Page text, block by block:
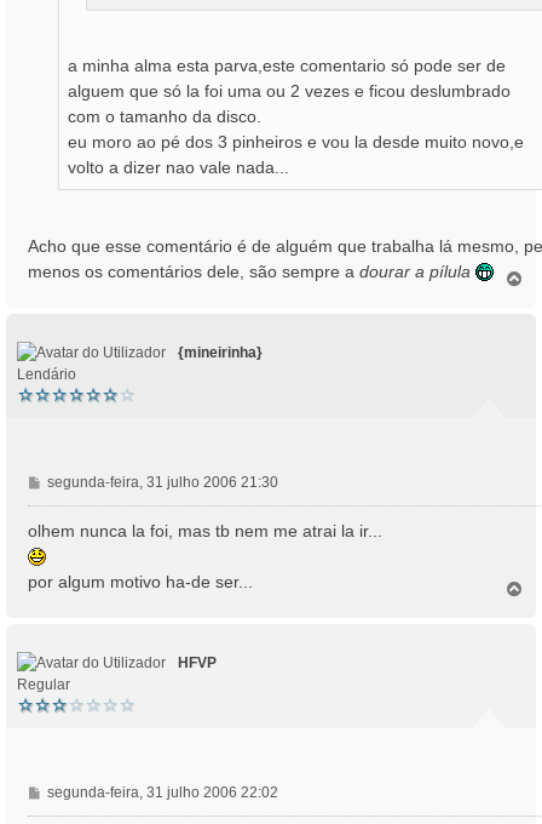
a minha alma esta parva,este comentario só pode ser de
alguem que só la foi uma ou 2 vezes e ficou deslumbrado
com o tamanho da disco.
eu moro ao pé dos 3 pinheiros e vou la desde muito novo,e
volto a dizer nao vale nada...
Acho que esse comentário é de alguém que trabalha lá mesmo,
menos os comentários dele, são sempre a dourar a pílula
{mineirinha}
Lendário
M
e
n
s
a
g
segunda-feira, 31 julho 2006 21:30
olhem nunca la foi, mas tb nem me atrai la ir...
por algum motivo ha-de ser...
HFVP
Regular
M
e
segunda-feira, 31 julho 2006 22:02